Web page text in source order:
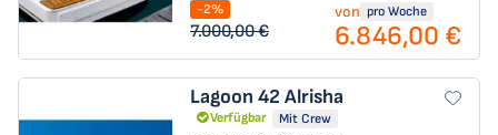
-2%
7.000,00 €
von pro Woche
6.846,00 €
Lagoon 42 Alrisha
Verfügbar
Mit Crew